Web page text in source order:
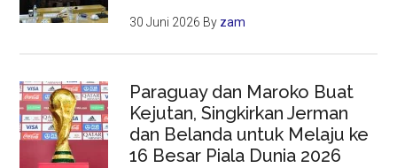
30 Juni 2026 By zam
Paraguay dan Maroko Buat
Kejutan, Singkirkan Jerman
dan Belanda untuk Melaju ke
16 Besar Piala Dunia 2026